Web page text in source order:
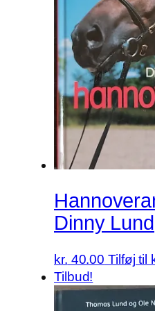
Dinny Lund
kr. 40.00 Tilføj til
Tilbud!